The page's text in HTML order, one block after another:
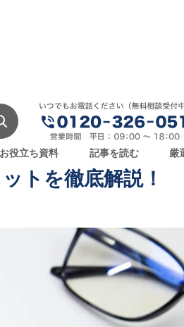
お役立ち資料 記事を読む 厳
寸法検査とは？【2026年最新版】AI
での実際の相談事
トを徹底解説！